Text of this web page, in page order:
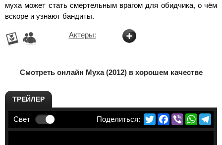
муха может стать смертельным врагом для обидчика, о чём
вскоре и узнают бандиты.
Актеры:
Смотреть онлайн Муха (2012) в хорошем качестве
ТРЕЙЛЕР
Свет TwitterFacebook
Viber